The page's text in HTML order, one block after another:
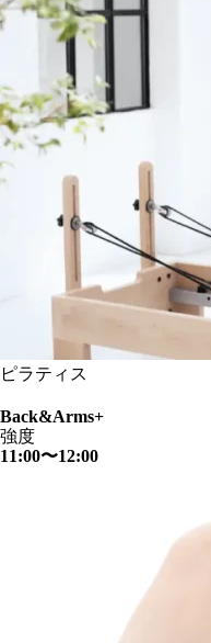
ピラティス
Back&Arms+
強度
11:00〜12:00